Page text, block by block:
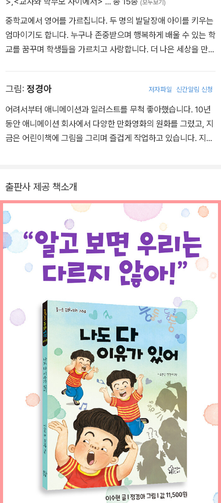
(모두보기)
중학교에서 영어를 가르칩니다. 두 명의 발달장애 아이를 키우는
엄마이기도 합니다. 누구나 존중받으며 행복하게 배울 수 있는 학
교를 꿈꾸며 학생들을 가르치고 사랑합니다. 더 나은 세상을 만드
함께 만든 책으로 <특수에서 보편으로>, <모두 함께 수업-중등
편>, <해 보니까 되더라고요>, <돌봄과 작업 2>가 있습니다.
그림: 정경아 저자파일 신간알림 신청
어려서부터 애니메이션과 일러스트를 무척 좋아했습니다. 10년
동안 애니메이션 회사에서 다양한 만화영화의 원화를 그렸고, 지
금은 어린이책에 그림을 그리며 즐겁게 작업하고 있습니다. 지금
『벼락 맞은 리코더』 등 수많은 책에 그림을 그렸습니다.
출판사 제공 책소개